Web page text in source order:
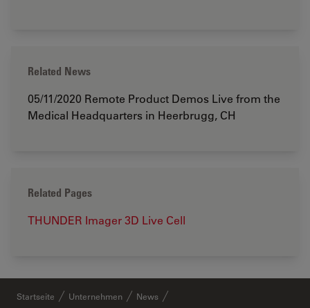
Related News
05/11/2020 Remote Product Demos Live from the
Medical Headquarters in Heerbrugg, CH
Related Pages
THUNDER Imager 3D Live Cell
Startseite Unternehmen
News